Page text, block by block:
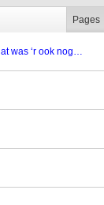
Pages
was ‘r ook nog…